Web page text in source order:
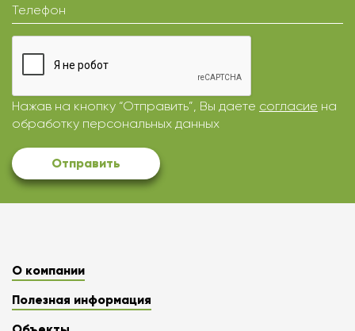
Телефон
Нажав на кнопку “Отправить”, Вы даете согласие на
обработку персональных данных
Отправить
О компании
Полезная информация